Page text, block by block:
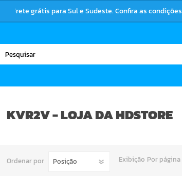
Frete grátis para Sul e Sudeste. Confira as condições
KVR2V - LOJA DA HDSTORE
Ordenar por Exibição Por página